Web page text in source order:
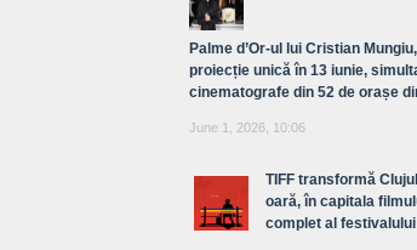
Palme d’Or-ul lui Cristian
proiecție unică în 13 iunie,
cinematografe din 52 de orașe
June 1, 2026, 10:06
TIFF transformă
oară, în capitala
complet al